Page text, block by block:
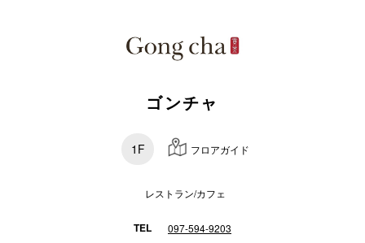
ゴンチャ
1F フロアガイド
レストラン/カフェ
TEL 097-594-9203